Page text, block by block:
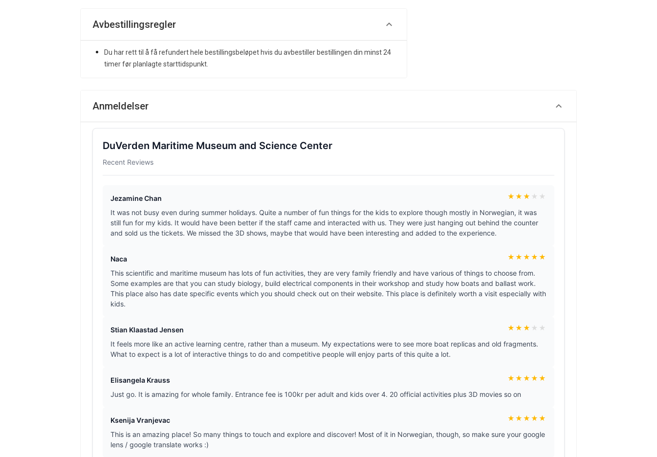
Avbestillingsregler
Du har rett til å få refundert hele bestillingsbeløpet hvis du avbestiller bestillingen din minst 24
timer før planlagte starttidspunkt.
Anmeldelser